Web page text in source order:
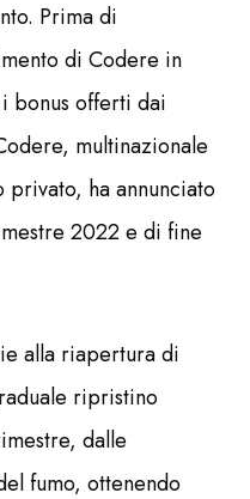
Prima di
di Codere in
bonus offerti dai
multinazionale
ha annunciato
2022 e di fine
alla riapertura di
ripristino
dalle
fumo, ottenendo